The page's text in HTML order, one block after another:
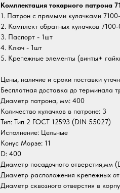
Комплектация токарного патрона
1. Патрон с прямыми кулачками
2. Комплект обратных кулачков
3. Паспорт - 1шт
4. Ключ - 1шт
5. Крепежные элементы (винты+
Цены, наличие и сроки поставки
Бесплатная доставка до терминала
Диаметр патрона, мм: 400
Количество кулачков в патроне: 3
Тип: Тип 2 ГОСТ 12593 (DIN 55027)
Исполнение: Цельные
Конус Морзе: 11
D: 400
Диаметр посадочного отверстия,мм
Диаметр расположения крепежных
Диаметр сквозного отверстия в